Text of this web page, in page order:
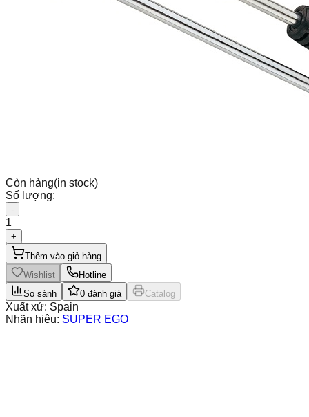
Còn hàng(in stock)
Số lượng:
-
1
+
Thêm vào giỏ hàng
Wishlist
Hotline
So sánh
0 đánh giá Catalog
Xuất xứ: Spain
Nhãn hiệu: SUPER EGO